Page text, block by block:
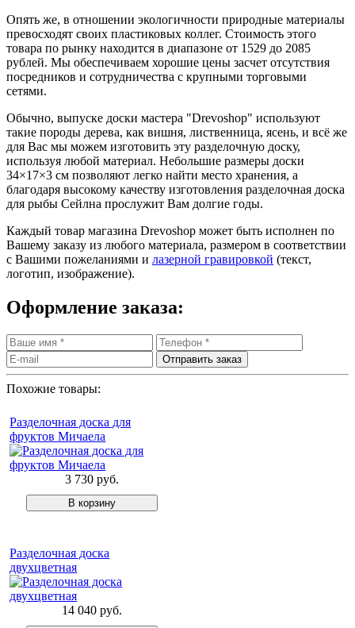
Опять же, в отношении экологичности природные материалы
превосходят своих пластиковых коллег. Стоимость этого
товара по рынку находится в диапазоне от 1529 до 2085
рублей. Мы обеспечиваем хорошие цены засчет отсутствия
посредников и сотрудничества с крупными торговыми
сетями.
Обычно, выпуске доски мастера "Drevoshop" используют
такие породы дерева, как вишня, лиственница, ясень, и всё же
для Вас мы можем изготовить эту разделочную доску,
используя любой материал. Небольшие размеры доски
34×17×3 см позволяют легко найти место хранения, а
благодаря высокому качеству изготовления разделочная доска
для рыбы Сейлна прослужит Вам долгие годы.
Каждый товар магазина Drevoshop может быть исполнен по
Вашему заказу из любого материала, размером в соответствии
с Вашими пожеланиями и лазерной гравировкой (текст,
логотип, изображение).
Оформление заказа:
Похожие товары:
Разделочная доска для
фруктов Мичаела
3 730 руб.
Разделочная доска
двухцветная
14 040 руб.